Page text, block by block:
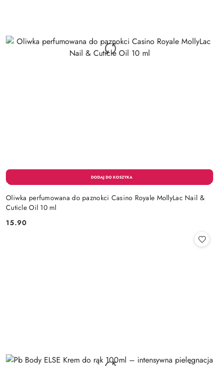
Oliwka perfumowana do paznokci Casino Royale MollyLac Nail &
Cuticle Oil 10 ml
Cena:
15.90